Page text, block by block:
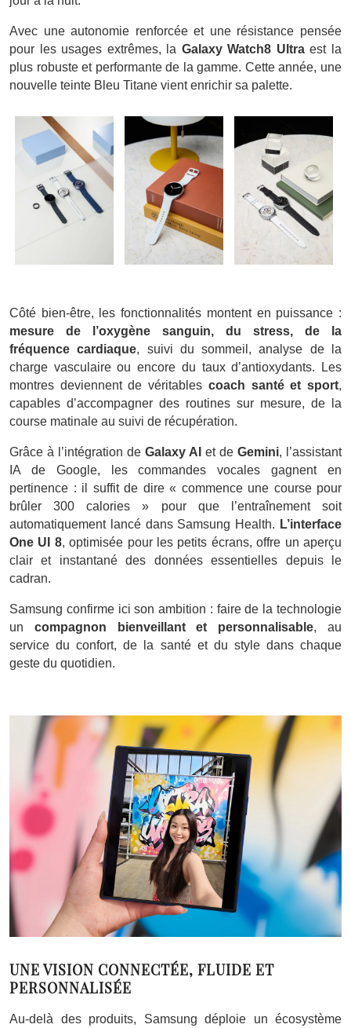
Avec une autonomie renforcée et une résistance pensée
pour les usages extrêmes, la Galaxy Watch8 Ultraest la
plus robuste et performante de la gamme. Cette année, une
nouvelle teinte Bleu Titane vient enrichir sa palette.
Côté bien-être, les fonctionnalités montent en puissance :
mesure de l’oxygène sanguin, du stress, de la
fréquence cardiaque, suivi du sommeil, analyse de la
charge vasculaire ou encore du taux d’antioxydants. Les
montres deviennent de véritables coach santé et sport,
capables d’accompagner des routines sur mesure, de la
course matinale au suivi de récupération.
Grâce à l’intégration de Galaxy AI et de Gemini, l’assistant
IA de Google, les commandes vocales gagnent en
pertinence : il suffit de dire « commence une course pour
brûler 300 calories » pour que l’entraînement soit
automatiquement lancé dans Samsung Health. L’interface
One UI 8, optimisée pour les petits écrans, offre un aperçu
clair et instantané des données essentielles depuis le
cadran.
Samsung confirme ici son ambition : faire de la technologie
un compagnon bienveillant et personnalisable, au
service du confort, de la santé et du style dans chaque
geste du quotidien.
UNE VISION CONNECTÉE, FLUIDE ET
PERSONNALISÉE
Au-delà des produits, Samsung déploie un écosystème